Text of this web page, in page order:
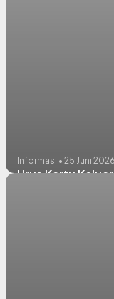
Informasi • 25 Juni 2026
Urus Kartu